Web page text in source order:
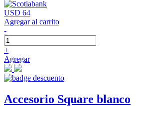
USD 64
Agregar al carrito
-
+
Agregar
Accesorio Square blanco